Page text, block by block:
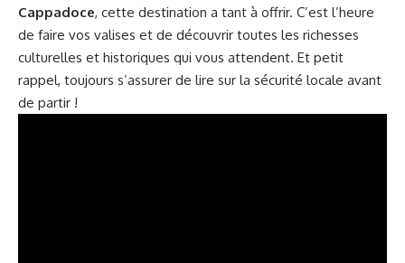
Cappadoce, cette destination a tant à offrir. C’est l’heure
de faire vos valises et de découvrir toutes les richesses
culturelles et historiques qui vous attendent. Et petit
rappel, toujours s’assurer de lire sur la sécurité locale avant
de partir !